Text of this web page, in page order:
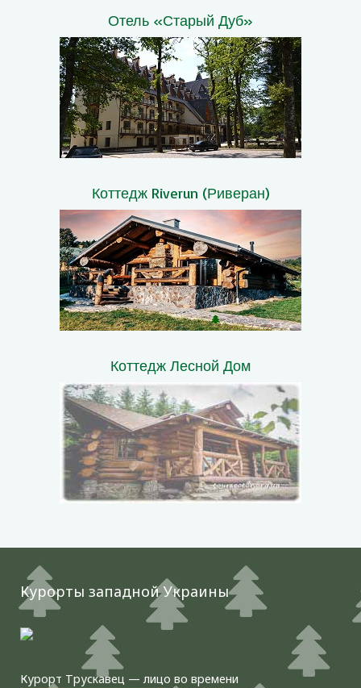
Отель «Старый Дуб»
Коттедж Riverun (Риверан)
Коттедж Лесной Дом
Курорты западной Украины
Курорт Трускавец — лицо во времени